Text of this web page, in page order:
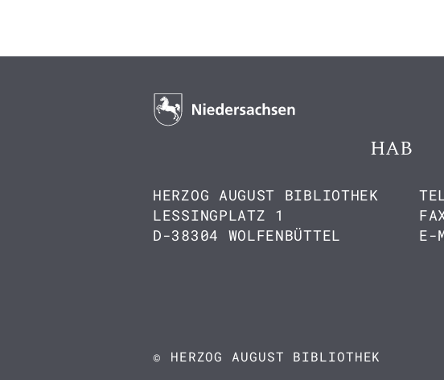
HAB
HERZOG AUGUST BIBLIOTHEK
LESSINGPLATZ 1
D-38304 WOLFENBÜTTEL
E-
© HERZOG AUGUST BIBLIOTHEK